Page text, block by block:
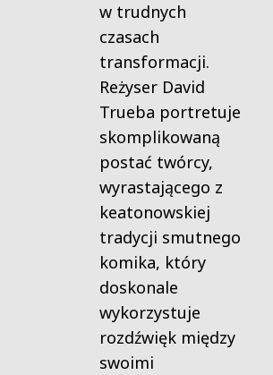
w trudnych
czasach
transformacji.
Reżyser David
Trueba portretuje
skomplikowaną
postać twórcy,
wyrastającego z
keatonowskiej
tradycji smutnego
komika, który
doskonale
wykorzystuje
rozdźwięk między
swoimi